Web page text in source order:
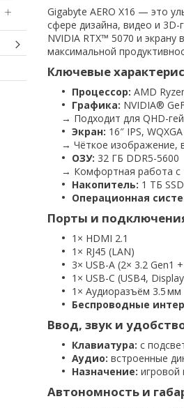
Gigabyte AERO X16 — это
сфере дизайна, видео и 3D-
NVIDIA RTX™ 5070 и
максимальной
Ключевые
Процессор: AMD
Графика: NVIDIA®
→ Подходит для QHD-
Экран: 16″ IPS,
→ Чёткое изображение,
ОЗУ: 32 ГБ DDR5-5600
→ Комфортная работа с
Накопитель: 1 ТБ SSD
Операционная
Порты и
1× HDMI 2.1
1× RJ45 (LAN)
3× USB-A (2× 3.2 Gen1
1× USB-C (USB4,
1× Аудиоразъём 3.5
Беспроводные
Ввод, звук и
Клавиатура: с
Аудио: встроенные
Назначение: игровой
Автономность и